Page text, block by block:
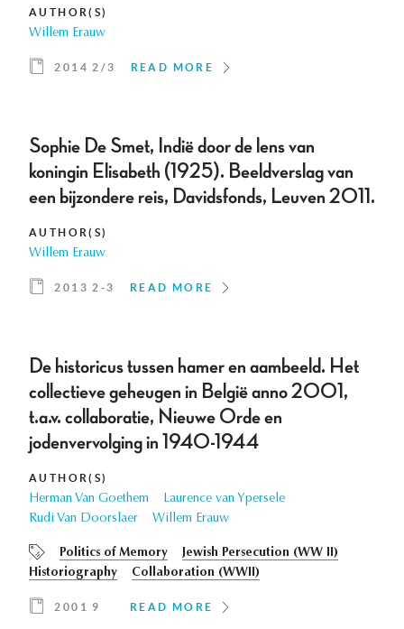
AUTHOR(S)
Willem Erauw
2014 2/3 READ MORE
Sophie De Smet, Indië door de lens van
koningin Elisabeth (1925). Beeldverslag van
een bijzondere reis, Davidsfonds, Leuven 2011.
AUTHOR(S)
Willem Erauw
2013 2-3 READ MORE
De historicus tussen hamer en aambeeld. Het
collectieve geheugen in België anno 2001,
t.a.v. collaboratie, Nieuwe Orde en
jodenvervolging in 1940-1944
AUTHOR(S)
Herman Van Goethem
Laurence van Ypersele
Rudi Van Doorslaer
Willem Erauw
Politics of Memory
Jewish Persecution (WW II)
Historiography
Collaboration (WWII)
2001 9 READ MORE